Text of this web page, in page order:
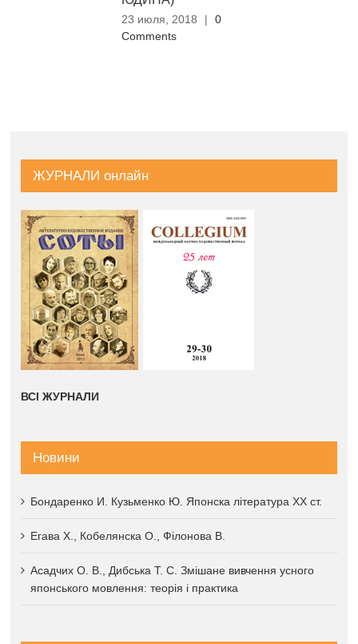
23 июля, 2018 |
0
Comments
ЖУРНАЛИ онлайн
ВСІ ЖУРНАЛИ
Новини
Бондаренко И. Кузьменко Ю. Японска література XX ст.
Егава Х., Кобелянска О., Філонова В.
Асадчих О. В., Дибська Т. С. Змішане вивчення усного
японського мовлення: теорія і практика